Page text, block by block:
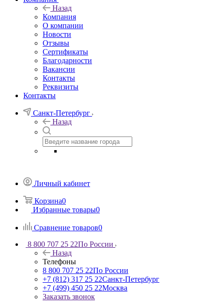
Назад
Компания
О компании
Новости
Отзывы
Сертификаты
Благодарности
Вакансии
Контакты
Реквизиты
Контакты
Санкт-Петербург
Назад
Личный кабинет
Корзина0
Избранные товары0
Сравнение товаров0
8 800 707 25 22По России
Назад
Телефоны
8 800 707 25 22По России
+7 (812) 317 25 22Санкт-Петербург
+7 (499) 450 25 22Москва
Заказать звонок